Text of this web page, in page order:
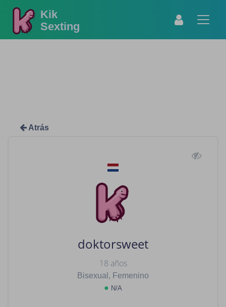
Kik
Sexting
Atrás
doktorsweet
18 años
Bisexual, Femenino
● N/A